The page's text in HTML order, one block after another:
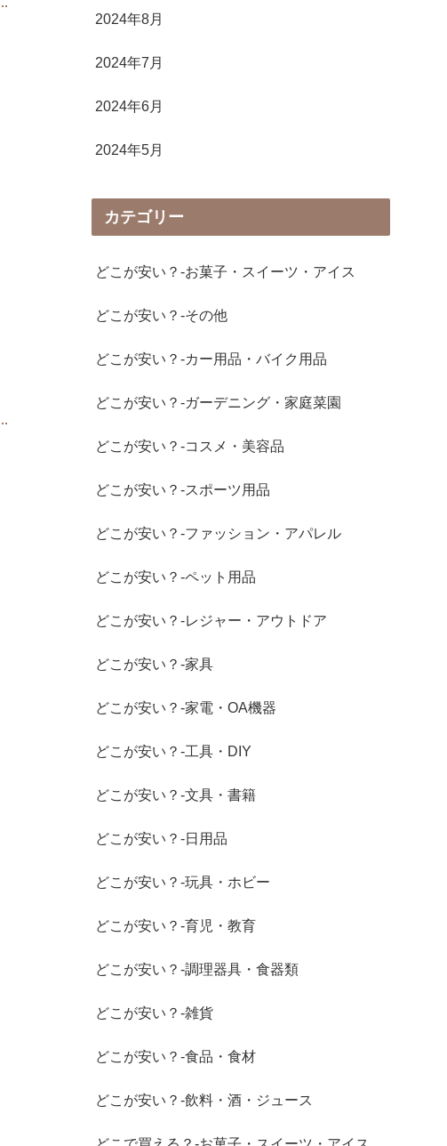
2024年8月
2024年7月
2024年6月
2024年5月
カテゴリー
どこが安い？-お菓子・スイーツ・アイス
どこが安い？-その他
どこが安い？-カー用品・バイク用品
どこが安い？-ガーデニング・家庭菜園
どこが安い？-コスメ・美容品
どこが安い？-スポーツ用品
どこが安い？-ファッション・アパレル
どこが安い？-ペット用品
どこが安い？-レジャー・アウトドア
どこが安い？-家具
どこが安い？-家電・OA機器
どこが安い？-工具・DIY
どこが安い？-文具・書籍
どこが安い？-日用品
どこが安い？-玩具・ホビー
どこが安い？-育児・教育
どこが安い？-調理器具・食器類
どこが安い？-雑貨
どこが安い？-食品・食材
どこが安い？-飲料・酒・ジュース